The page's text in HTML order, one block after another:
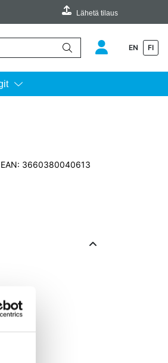
Lähetä tilaus
EN FI
EAN: 3660380040613